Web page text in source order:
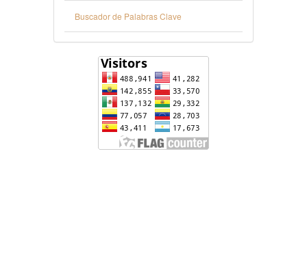
Buscador de Palabras Clave